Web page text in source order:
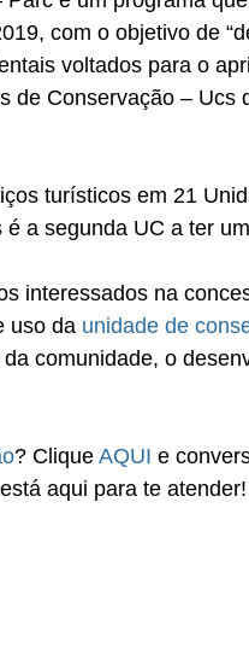
com o objetivo de
voltados para o
de Conservação – Ucs
turísticos em 21
a segunda UC a ter
interessados na
uso da unidade de
comunidade, o
? Clique AQUI e
está aqui para te atender!